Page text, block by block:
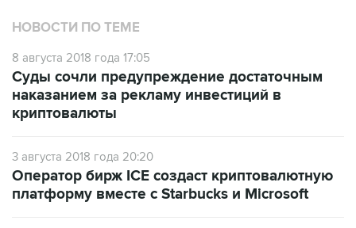
НОВОСТИ ПО ТЕМЕ
8 августа 2018 года 17:05
Суды сочли предупреждение достаточным
наказанием за рекламу инвестиций в
криптовалюты
3 августа 2018 года 20:20
Оператор бирж ICE создаст криптовалютную
платформу вместе с Starbucks и Microsoft